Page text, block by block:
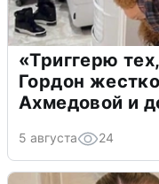
«Триггерю
Гордон
Ахмедовой и
5 августа 24